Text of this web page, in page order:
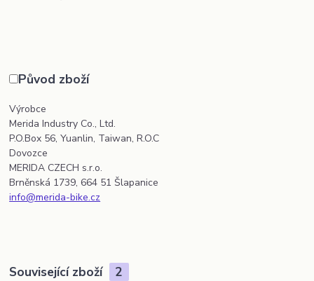
Původ zboží
Výrobce
Merida Industry Co., Ltd.
P.O.Box 56, Yuanlin, Taiwan, R.O.C
Dovozce
MERIDA CZECH s.r.o.
Brněnská 1739, 664 51 Šlapanice
info@merida-bike.cz
Související zboží 2